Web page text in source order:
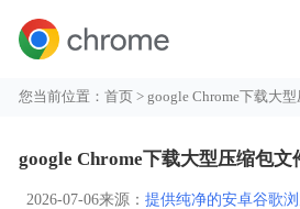
您当前位置：首页 > google Chrome下载大型压缩
2026-07-06来源： 提供纯净的安卓谷歌